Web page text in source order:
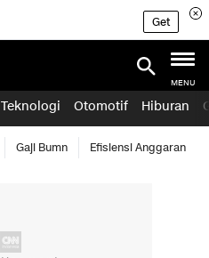
Get
MENU
Teknologi Otomotif Hiburan
Gaji Bumn Efisiensi Anggaran